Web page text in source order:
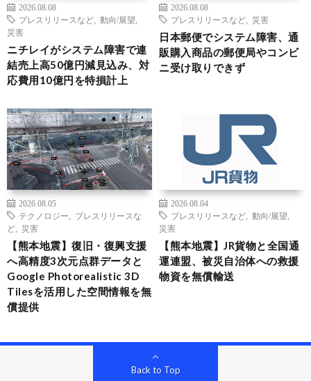
2026.08.08
プレスリリースなど
動向/展望
災害
ニチレイがシステム障害で連
結売上高50億円減見込み、対
応費用10億円を特損計上
2026.08.08
プレスリリースなど
災害
日本郵便でシステム障害、通
販購入商品の郵便局やコンビ
ニ受け取りできず
2026.08.05
テクノロジー
プレスリリースな
ど
災害
【熊本地震】復旧・復興支援
へ高精度3次元点群データと
Google Photorealistic 3D
Tilesを活用した空間情報を無
償提供
2026.08.04
プレスリリースなど
動向/展望
災害
【熊本地震】JR貨物と全国通
運連盟、被災自治体への救援
物資を無償輸送
Back to Top